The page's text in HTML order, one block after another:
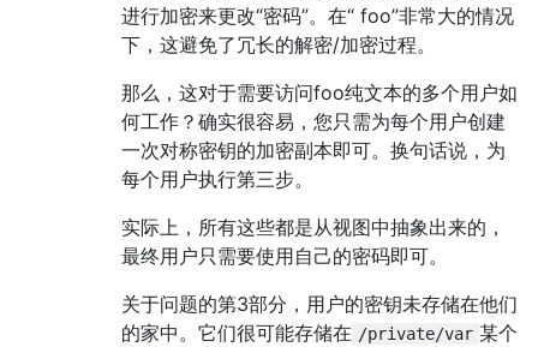
进行加密来更改“密码”。在“ foo”非常大的情况
下，这避免了冗长的解密/加密过程。
那么，这对于需要访问foo纯文本的多个用户如
何工作？确实很容易，您只需为每个用户创建
一次对称密钥的加密副本即可。换句话说，为
每个用户执行第三步。
实际上，所有这些都是从视图中抽象出来的，
最终用户只需要使用自己的密码即可。
关于问题的第3部分，用户的密钥未存储在他们
的家中。它们很可能存储在 /private/var 某个